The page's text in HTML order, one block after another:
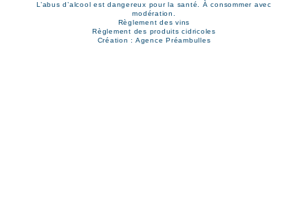
L’abus d’alcool est dangereux pour la santé. À consommer avec
modération.
Règlement des vins
Règlement des produits cidricoles
Création : Agence Préambulles